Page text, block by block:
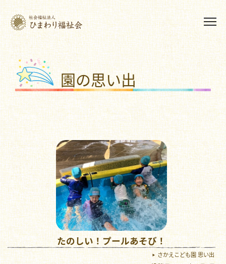
園の思い出
たのしい！プールあそび！
さかえこども園 思い出